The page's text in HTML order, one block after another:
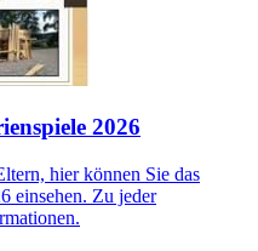
2026
hier können Sie das
einsehen. Zu jeder